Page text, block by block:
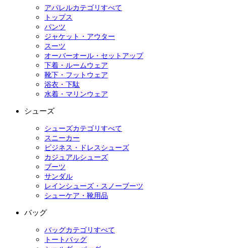
アパレルカテゴリすべて
トップス
パンツ
ジャケット・アウター
スーツ
オーバーオール・セットアップ
下着・ルームウェア
靴下・フットウェア
浴衣・下駄
水着・マリンウェア
シューズ
シューズカテゴリすべて
スニーカー
ビジネス・ドレスシューズ
カジュアルシューズ
ブーツ
サンダル
レインシューズ・スノーブーツ
シューケア・靴用品
バッグ
バッグカテゴリすべて
トートバッグ